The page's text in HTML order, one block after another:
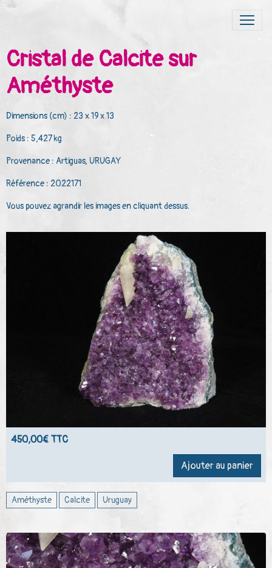
Cristal de Calcite sur
Améthyste
Dimensions (cm) : 23 x 19 x 13
Poids : 5,427 kg
Provenance : Artiguas, URUGAY
Référence : 2022171
Vous pouvez agrandir les images en cliquant dessus.
450,00€ TTC
Ajouter au panier
Améthyste Calcite Uruguay